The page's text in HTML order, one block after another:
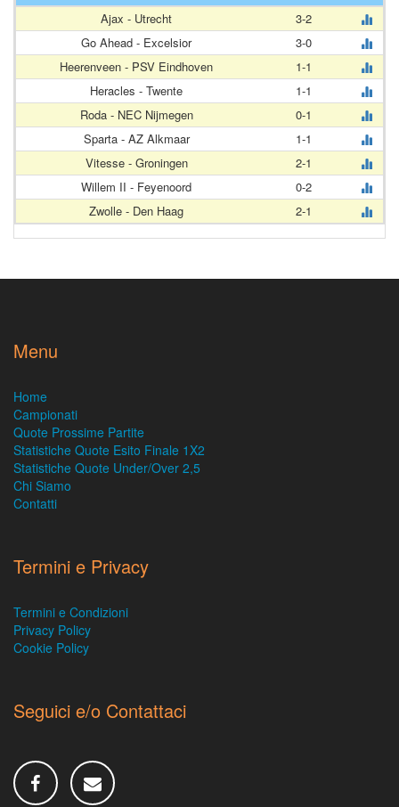
Ajax - Utrecht
3-2
Go Ahead - Excelsior
3-0
Heerenveen - PSV Eindhoven
1-1
Heracles - Twente
1-1
Roda - NEC Nijmegen
0-1
Sparta - AZ Alkmaar
1-1
Vitesse - Groningen
2-1
Willem II - Feyenoord
0-2
Zwolle - Den Haag
2-1
Menu
Home
Campionati
Quote Prossime Partite
Statistiche Quote Esito Finale 1X2
Statistiche Quote Under/Over 2,5
Chi Siamo
Contatti
Termini e Privacy
Termini e Condizioni
Privacy Policy
Cookie Policy
Seguici e/o Contattaci